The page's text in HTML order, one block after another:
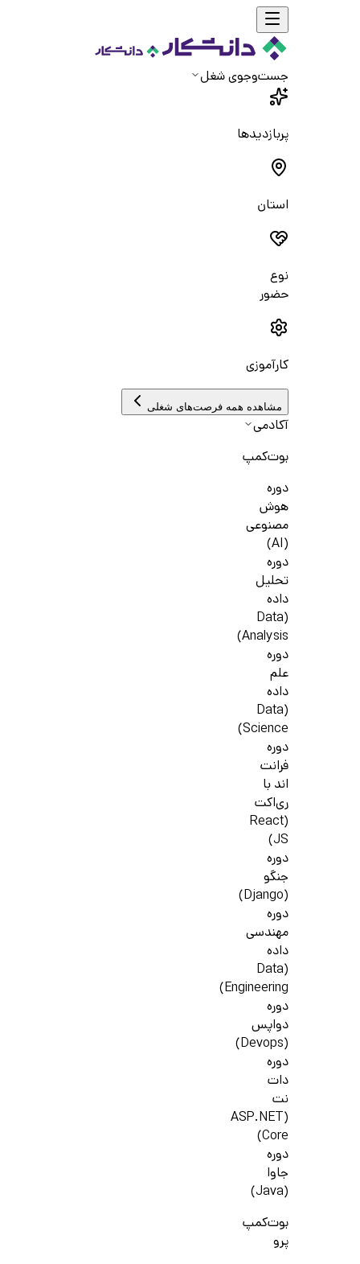
جست‌و‌جوی شغل
پربازدیدها
استان
نوع
حضور
کارآموزی
مشاهده همه فرصت‌های شغلی
آکادمی
بوت‌کمپ
دوره
هوش
مصنوعی
(AI)
دوره
تحلیل
داده
(Data
Analysis)
دوره
علم
داده
(Data
Science)
دوره
فرانت
اند با
ری‌اکت
(React
JS)
دوره
جنگو
(Django)
دوره
مهندسی
داده
(Data
Engineering)
دوره
دواپس
(Devops)
دوره
دات
نت
(ASP.NET
Core)
دوره
جاوا
(Java)
بوت‌کمپ
پرو